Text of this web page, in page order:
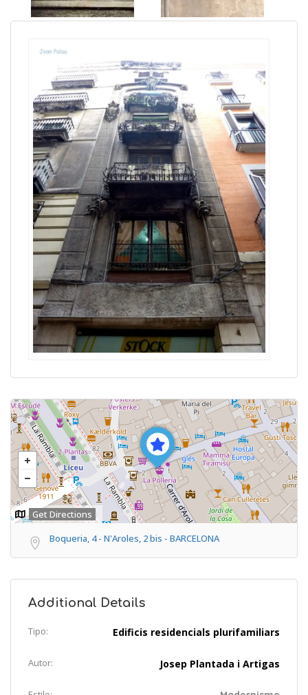
Get Directions
Boqueria, 4 - N'Aroles, 2 bis - BARCELONA
Additional Details
Tipo: Edificis residencials plurifamiliars
Autor: Josep Plantada i Artigas